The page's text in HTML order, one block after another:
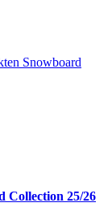
Snowboard
Collection 25/26